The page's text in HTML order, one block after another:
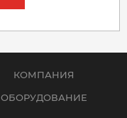
КОМПАНИЯ
ОБОРУДОВАНИЕ